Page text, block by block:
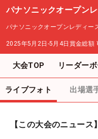
パナソニックオープン
パナソニックオープンレディー
2025年5月2日-5月4日 賞金総額
大会TOP リーダー
ライブフォト 出場選
【この大会のニュース】